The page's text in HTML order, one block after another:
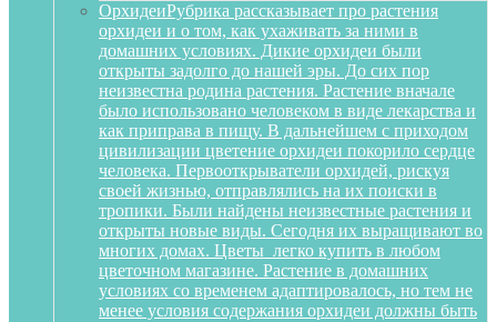
ОрхидеиРубрика рассказывает про растения
орхидеи и о том, как ухаживать за ними в
домашних условиях. Дикие орхидеи были
открыты задолго до нашей эры. До сих пор
неизвестна родина растения. Растение вначале
было использовано человеком в виде лекарства и
как приправа в пищу. В дальнейшем с приходом
цивилизации цветение орхидеи покорило сердце
человека. Первооткрыватели орхидей, рискуя
своей жизнью, отправлялись на их поиски в
тропики. Были найдены неизвестные растения и
открыты новые виды. Сегодня их выращивают во
многих домах. Цветы легко купить в любом
цветочном магазине. Растение в домашних
условиях со временем адаптировалось, но тем не
менее условия содержания орхидеи должны быть